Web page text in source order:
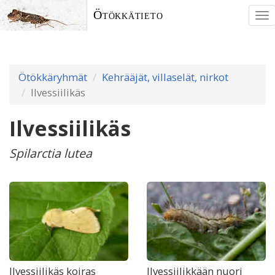
Ötökkätieto
Ötökkäryhmät
Kehrääjät, villaselät, nirkot
Ilvessiilikäs
Ilvessiilikäs
Spilarctia lutea
Ilvessiilikäs koiras Ilvessiilikkään nuori